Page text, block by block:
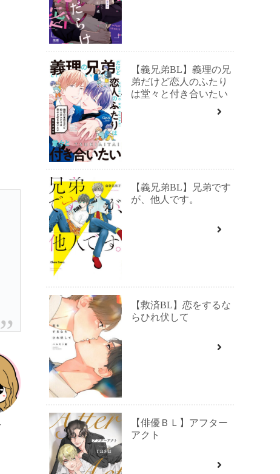
【義兄弟BL】義理の兄
弟だけど恋人のふたり
は堂々と付き合いたい
【義兄弟BL】兄弟です
が、他人です。
【救済BL】恋をするな
らひれ伏して
【俳優ＢＬ】アフター
アクト